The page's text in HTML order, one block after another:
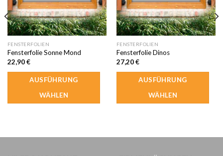
FENSTERFOLIEN
Fensterfolie Sonne Mond
22,90€
AUSFÜHRUNG
WÄHLEN
FENSTERFOLIEN
Fensterfolie Dinos
27,20€
AUSFÜHRUNG
WÄHLEN